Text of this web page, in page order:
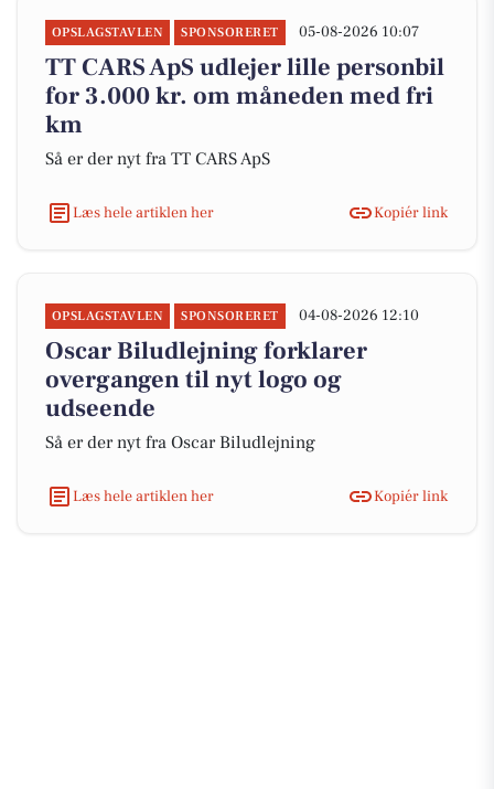
OPSLAGSTAVLEN SPONSORERET 05-08-2026 10:07
TT CARS ApS udlejer lille personbil
for 3.000 kr. om måneden med fri
km
Så er der nyt fra TT CARS ApS
Læs hele artiklen her Kopiér link
OPSLAGSTAVLEN SPONSORERET 04-08-2026 12:10
Oscar Biludlejning forklarer
overgangen til nyt logo og
udseende
Så er der nyt fra Oscar Biludlejning
Læs hele artiklen her Kopiér link